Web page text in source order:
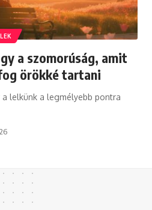
a szomorúság, amit
örökké tartani
lelkünk a legmélyebb pontra